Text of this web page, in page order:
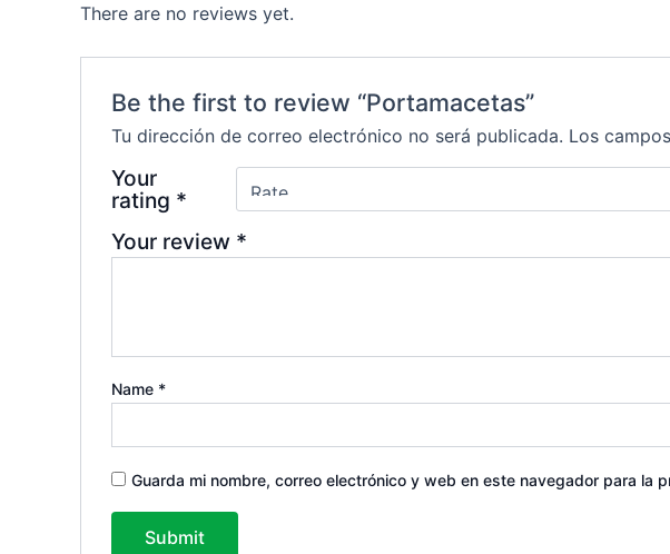
There are no reviews yet.
Be the first to review “Portamacetas”
Tu dirección de correo electrónico no será publicada. Los
Your
rating *
Your review *
Name *
Guarda mi nombre, correo electrónico y web en este navegador para la